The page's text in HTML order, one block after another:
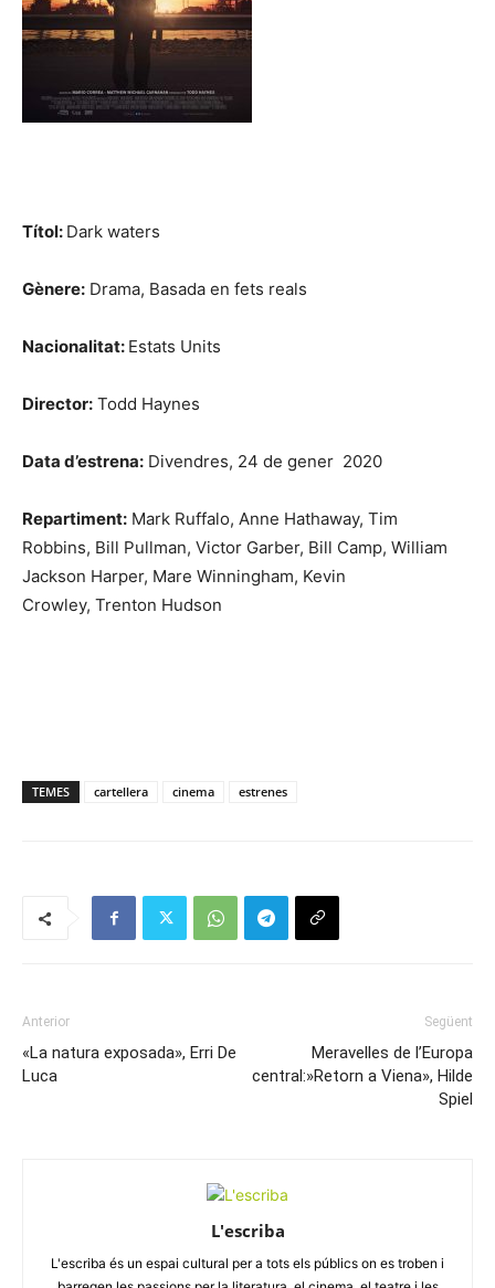
Títol: Dark waters
Gènere: Drama, Basada en fets reals
Nacionalitat: Estats Units
Director: Todd Haynes
Data d’estrena: Divendres, 24 de gener 2020
Repartiment: Mark Ruffalo, Anne Hathaway, Tim
Robbins, Bill Pullman, Victor Garber, Bill Camp, William
Jackson Harper, Mare Winningham, Kevin
Crowley, Trenton Hudson
TEMES cartellera cinema estrenes
Anterior
«La natura exposada», Erri De
Luca
Següent
Meravelles de l’Europa
central:»Retorn a Viena», Hilde
Spiel
L'escriba
L'escriba és un espai cultural per a tots els públics on es troben i